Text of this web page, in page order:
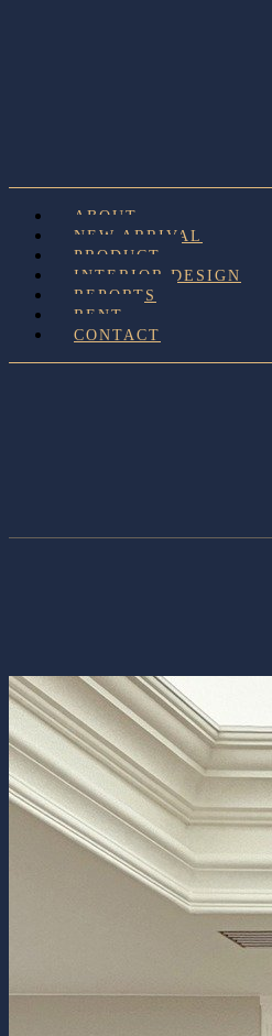
ABOUT
NEW ARRIVAL
PRODUCT
INTERIOR DESIGN
REPORTS
RENT
CONTACT